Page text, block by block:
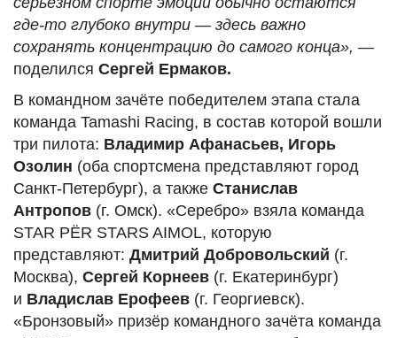
где-то глубоко внутри — здесь важно
сохранять концентрацию до самого конца», —
поделился Сергей Ермаков.
В командном зачёте победителем этапа стала
команда Tamashi Racing, в состав которой вошли
три пилота: Владимир Афанасьев, Игорь
Озолин (оба спортсмена представляют город
Санкт-Петербург), а также Станислав
Антропов (г. Омск). «Серебро» взяла команда
STAR PËR STARS AIMOL, которую
представляют: Дмитрий Добровольский (г.
Москва), Сергей Корнеев (г. Екатеринбург)
и Владислав Ерофеев (г. Георгиевск).
«Бронзовый» призёр командного зачёта команда